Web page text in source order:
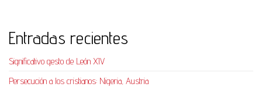
Entradas recientes
Significativo gesto de León XIV
Persecución a los cristianos: Nigeria, Austria